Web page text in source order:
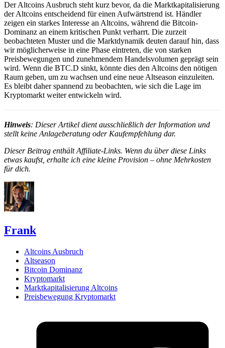
Der Altcoins Ausbruch steht kurz bevor, da die Marktkapitalisierung
der Altcoins entscheidend für einen Aufwärtstrend ist. Händler
zeigen ein starkes Interesse an Altcoins, während die Bitcoin-
Dominanz an einem kritischen Punkt verharrt. Die zurzeit
beobachteten Muster und die Marktdynamik deuten darauf hin, dass
wir möglicherweise in eine Phase eintreten, die von starken
Preisbewegungen und zunehmendem Handelsvolumen geprägt sein
wird. Wenn die BTC.D sinkt, könnte dies den Altcoins den nötigen
Raum geben, um zu wachsen und eine neue Altseason einzuleiten.
Es bleibt daher spannend zu beobachten, wie sich die Lage im
Kryptomarkt weiter entwickeln wird.
Hinweis: Dieser Artikel dient ausschließlich der Information und
stellt keine Anlageberatung oder Kaufempfehlung dar.
Dieser Beitrag enthält Affiliate-Links. Wenn du über diese Links
etwas kaufst, erhalte ich eine kleine Provision – ohne Mehrkosten
für dich.
Frank
Altcoins Ausbruch
Altseason
Bitcoin Dominanz
Kryptomarkt
Marktkapitalisierung Altcoins
Preisbewegung Kryptomarkt